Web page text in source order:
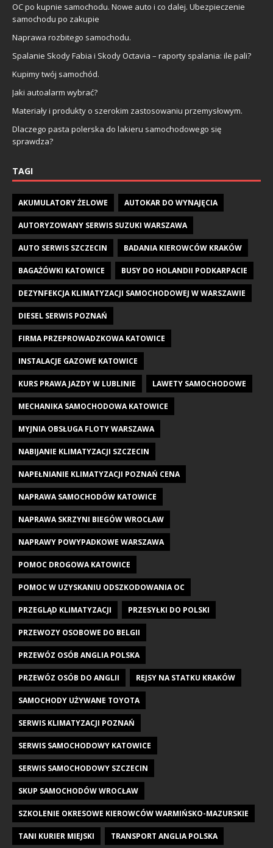
OC po kupnie samochodu. Nowe auto i co dalej. Ubezpieczenie
samochodu po zakupie
Naprawa rozbitego samochodu.
Spalanie Skody Fabia i Skody Octavia – raporty spalania: ile pali?
Kupimy twój samochód.
Jaki autoalarm wybrać?
Materiały i produkty o szerokim zastosowaniu przemysłowym.
Dlaczego pasta polerska do lakieru samochodowego się
sprawdza?
TAGI
AKUMULATORY ŻELOWE AUTOKAR DO WYNAJĘCIA
AUTORYZOWANY SERWIS SUZUKI WARSZAWA
AUTO SERWIS SZCZECIN BADANIA KIEROWCÓW KRAKÓW
BAGAŻÓWKI KATOWICE BUSY DO HOLANDII PODKARPACIE
DEZYNFEKCJA KLIMATYZACJI SAMOCHODOWEJ W WARSZAWIE
DIESEL SERWIS POZNAŃ
FIRMA PRZEPROWADZKOWA KATOWICE
INSTALACJE GAZOWE KATOWICE
KURS PRAWA JAZDY W LUBLINIE LAWETY SAMOCHODOWE
MECHANIKA SAMOCHODOWA KATOWICE
MYJNIA OBSŁUGA FLOTY WARSZAWA
NABIJANIE KLIMATYZACJI SZCZECIN
NAPEŁNIANIE KLIMATYZACJI POZNAŃ CENA
NAPRAWA SAMOCHODÓW KATOWICE
NAPRAWA SKRZYNI BIEGÓW WROCŁAW
NAPRAWY POWYPADKOWE WARSZAWA
POMOC DROGOWA KATOWICE
POMOC W UZYSKANIU ODSZKODOWANIA OC
PRZEGLĄD KLIMATYZACJI PRZESYŁKI DO POLSKI
PRZEWOZY OSOBOWE DO BELGII
PRZEWÓZ OSÓB ANGLIA POLSKA
PRZEWÓZ OSÓB DO ANGLII REJSY NA STATKU KRAKÓW
SAMOCHODY UŻYWANE TOYOTA
SERWIS KLIMATYZACJI POZNAŃ
SERWIS SAMOCHODOWY KATOWICE
SERWIS SAMOCHODOWY SZCZECIN
SKUP SAMOCHODÓW WROCŁAW
SZKOLENIE OKRESOWE KIEROWCÓW WARMIŃSKO-MAZURSKIE
TANI KURIER MIEJSKI TRANSPORT ANGLIA POLSKA